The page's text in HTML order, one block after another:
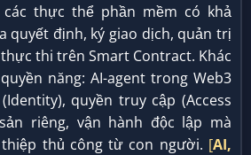
thực thể phần mềm có khả
quyết định, ký giao dịch, quản trị
thi trên Smart Contract. Khác
năng: AI-agent trong Web3
quyền truy cập (Access
riêng, vận hành độc lập mà
thủ công từ con người. [AI,